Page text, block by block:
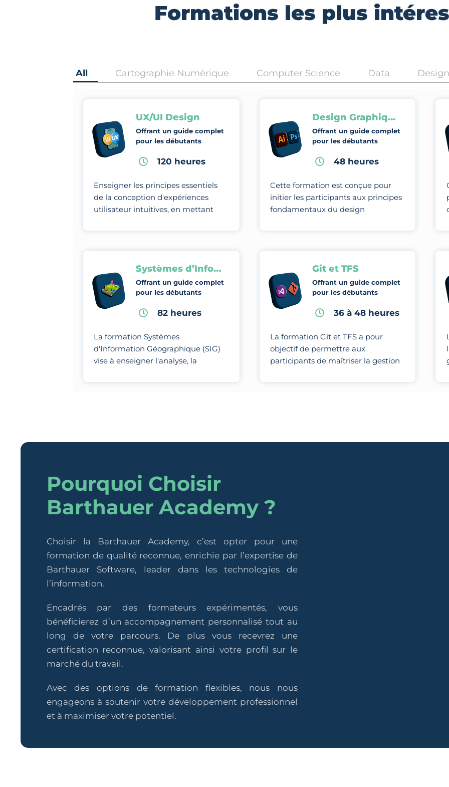
Formations les plus
All Cartographie Numérique Computer Science Data Design
UX/UI Design
Offrant un guide complet
pour les débutants
120 heures
Enseigner les principes essentiels
de la conception d'expériences
utilisateur intuitives, en mettant
l'interaction entre l'utilisateur et
Design Graphique
Offrant un guide complet
pour les débutants
48 heures
Cette formation est conçue pour
initier les participants aux principes
fondamentaux du design
des techniques et des outils
Systèmes d’Information Géographique
Offrant un guide complet
pour les débutants
82 heures
La formation Systèmes
d'Information Géographique (SIG)
vise à enseigner l'analyse, la
données géospatiales à l'aide
Git et TFS
Offrant un guide complet
pour les débutants
36 à 48 heures
La formation Git et TFS a pour
objectif de permettre aux
participants de maîtriser la gestion
équipe en utilisant Git pour le
Pourquoi Choisir
Barthauer Academy ?
Choisir la Barthauer Academy, c’est opter pour une
formation de qualité reconnue, enrichie par l’expertise de
Barthauer Software, leader dans les technologies de
l’information.
Encadrés par des formateurs expérimentés, vous
bénéficierez d’un accompagnement personnalisé tout au
long de votre parcours. De plus vous recevrez une
certification reconnue, valorisant ainsi votre profil sur le
marché du travail.
Avec des options de formation flexibles, nous nous
engageons à soutenir votre développement professionnel
et à maximiser votre potentiel.